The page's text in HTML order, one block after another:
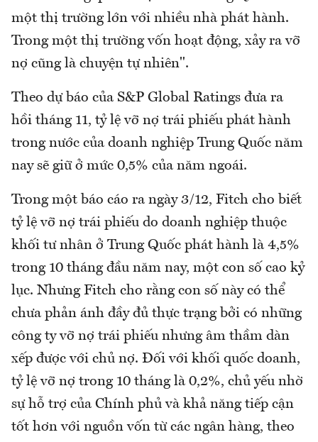
một thị trường lớn với nhiều nhà phát hành.
Trong một thị trường vốn hoạt động, xảy ra vỡ
nợ cũng là chuyện tự nhiên".
Theo dự báo của S&P Global Ratings đưa ra
hồi tháng 11, tỷ lệ vỡ nợ trái phiếu phát hành
trong nước của doanh nghiệp Trung Quốc năm
nay sẽ giữ ở mức 0,5% của năm ngoái.
Trong một báo cáo ra ngày 3/12, Fitch cho biết
tỷ lệ vỡ nợ trái phiếu do doanh nghiệp thuộc
khối tư nhân ở Trung Quốc phát hành là 4,5%
trong 10 tháng đầu năm nay, một con số cao kỷ
lục. Nhưng Fitch cho rằng con số này có thể
chưa phản ánh đầy đủ thực trạng bởi có những
công ty vỡ nợ trái phiếu nhưng âm thầm dàn
xếp được với chủ nợ. Đối với khối quốc doanh,
tỷ lệ vỡ nợ trong 10 tháng là 0,2%, chủ yếu nhờ
sự hỗ trợ của Chính phủ và khả năng tiếp cận
tốt hơn với nguồn vốn từ các ngân hàng, theo